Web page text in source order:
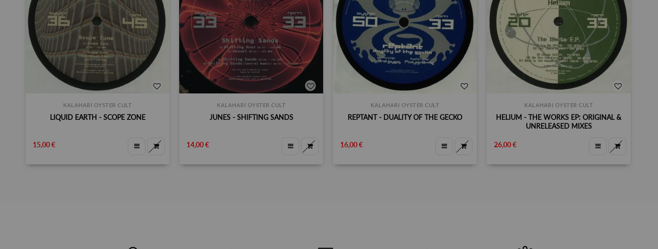
KALAHARI OYSTER CULT
LIQUID EARTH - SCOPE ZONE
15,00 €
KALAHARI OYSTER CULT
JUNES - SHIFTING SANDS
14,00 €
KALAHARI OYSTER CULT
REPTANT - DUALITY OF THE GECKO
16,00 €
KALAHARI OYSTER CULT
HELIUM - THE WORKS EP: ORIGINAL &
UNRELEASED MIXES
26,00 €